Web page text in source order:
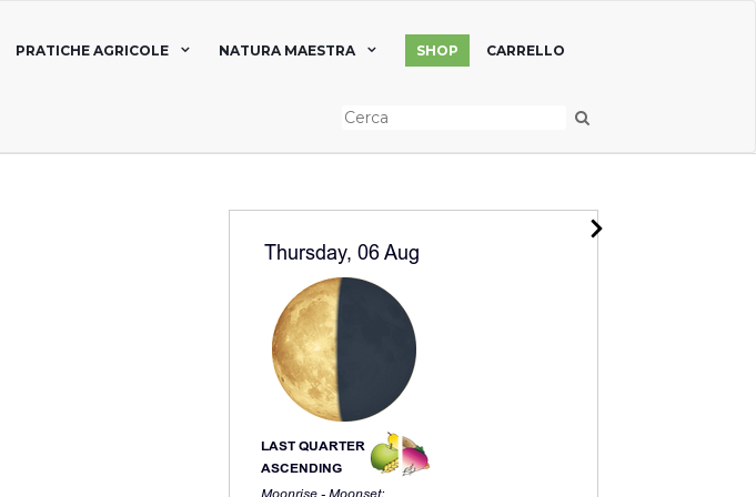
PRATICHE AGRICOLE NATURA MAESTRA SHOP CARRELLO